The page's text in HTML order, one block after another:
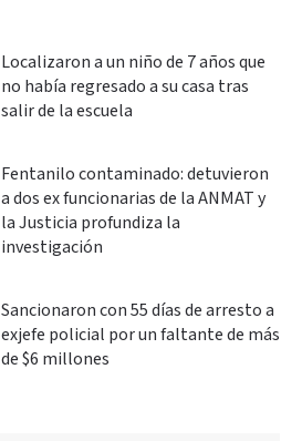
Localizaron a un niño de 7 años que
no había regresado a su casa tras
salir de la escuela
Fentanilo contaminado: detuvieron
a dos ex funcionarias de la ANMAT y
la Justicia profundiza la
investigación
Sancionaron con 55 días de arresto a
exjefe policial por un faltante de más
de $6 millones